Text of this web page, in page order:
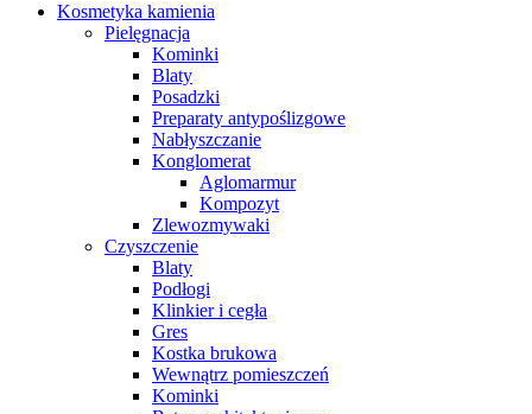
Kosmetyka kamienia
Pielęgnacja
Kominki
Blaty
Posadzki
Preparaty antypoślizgowe
Nabłyszczanie
Konglomerat
Aglomarmur
Kompozyt
Zlewozmywaki
Czyszczenie
Blaty
Podłogi
Klinkier i cegła
Gres
Kostka brukowa
Wewnątrz pomieszczeń
Kominki